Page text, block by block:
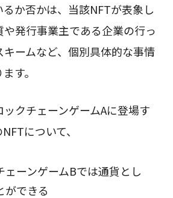
か否かは、当該NFTが表象し
発行事業主である企業の行っ
ームなど、個別具体的な事情
す。
クチェーンゲームAに登場す
について、
ェーンゲームBでは通貨とし
ができる